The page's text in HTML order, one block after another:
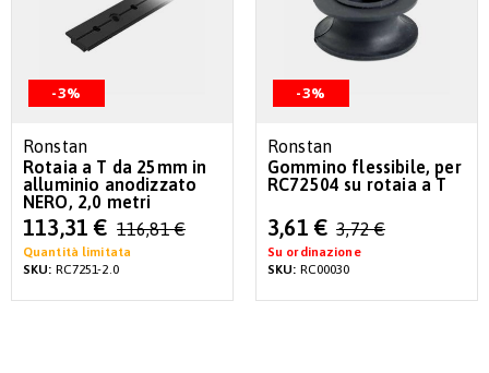
-3%
Ronstan
Rotaia a T da 25mm in
alluminio anodizzato
NERO, 2,0 metri
Special
Price
113,31 € 116,81 €
Quantità limitata
SKU: RC7251-2.0
-3%
Ronstan
Gommino flessibile, per
RC72504 su rotaia a T
Special
Price
3,61 € 3,72 €
Su ordinazione
SKU: RC00030